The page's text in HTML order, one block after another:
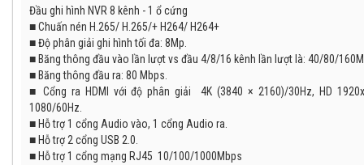
Đầu ghi hình NVR 8 kênh - 1 ổ cứng
■ Chuấn nén H.265/ H.265/+ H264/ H264+
■ Độ phân giải ghi hình tối đa: 8Mp.
■ Băng thông đầu vào lần lượt vs đầu 4/8/16 kênh lần lượt là: 40/80/
■ Băng thông đầu ra: 80 Mbps.
■ Cổng ra HDMI với độ phân giải 4K (3840 × 2160)/30Hz, HD
1080/60Hz.
■ Hỗ trợ 1 cổng Audio vào, 1 cổng Audio ra.
■ Hỗ trợ 2 cổng USB 2.0.
■ Hỗ trợ 1 cổng mạng RJ45 10/100/1000Mbps